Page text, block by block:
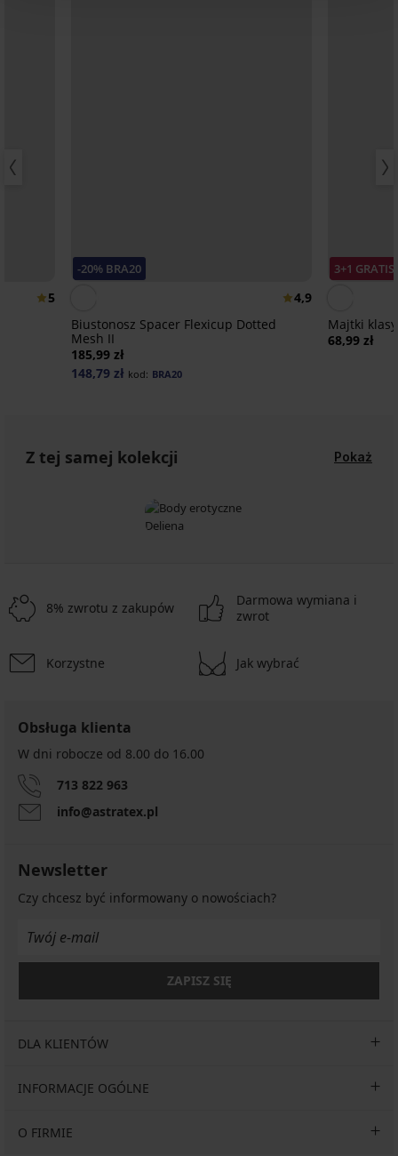
5
-20% BRA20
4,9
Biustonosz Spacer Flexicup Dotted
Mesh II
185,99 zł
148,79 zł kod: BRA20
3+1 GRATIS
Majtki
68,99 zł
Z tej samej kolekcji Pokaż
8% zwrotu z zakupów
Darmowa wymiana i
zwrot
Korzystne Jak wybrać
Obsługa klienta
W dni robocze od 8.00 do 16.00
713 822 963
info@astratex.pl
Newsletter
Czy chcesz być informowany o nowościach?
ZAPISZ SIĘ
DLA KLIENTÓW
INFORMACJE OGÓLNE
O FIRMIE